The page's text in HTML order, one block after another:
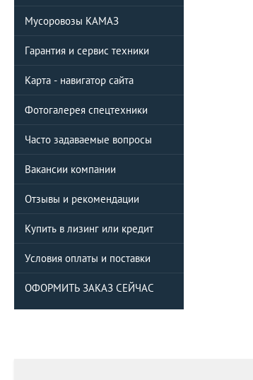
Мусоровозы КАМАЗ
Гарантия и сервис техники
Карта - навигатор сайта
Фотогалерея спецтехники
Часто задаваемые вопросы
Вакансии компании
Отзывы и рекомендации
Купить в лизинг или кредит
Условия оплаты и поставки
ОФОРМИТЬ ЗАКАЗ СЕЙЧАС